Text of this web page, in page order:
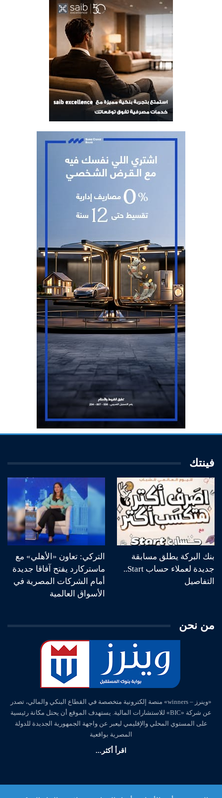
فينتك
بنك البركة يطلق مسابقة
جديدة لعملاء حساب Start..
التفاصيل
التركي: تعاون «الأهلي» مع
ماستركارد يفتح آفاقا جديدة
أمام الشركات المصرية في
الأسواق العالمية
من نحن
«وينرز – winners» منصة إلكترونية متخصصة في القطاع البنكي والمالي، تصدر
عن شركة «BIC» للاستشارات المالية. يستهدف الموقع أن يحتل مكانة رئيسية
على المستوي المحلي والإقليمي ليعبر عن واجهة الجمهورية الجديدة للدولة
المصرية بواقعية
اقرأ أكثر...